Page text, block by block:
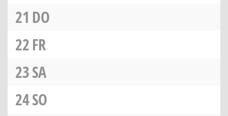
21 DO
22FR
23SA
24SO